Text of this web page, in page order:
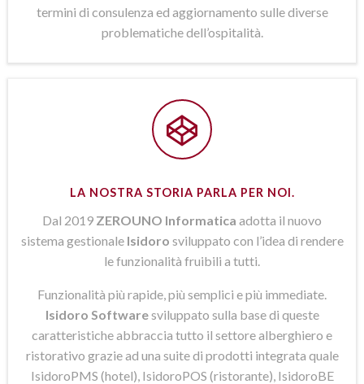
termini di consulenza ed aggiornamento sulle diverse
problematiche dell’ospitalità.
LA NOSTRA STORIA PARLA PER NOI.
Dal 2019 ZEROUNO Informatica adotta il nuovo
sistema gestionale Isidoro sviluppato con l’idea di rendere
le funzionalità fruibili a tutti.
Funzionalità più rapide, più semplici e più immediate.
Isidoro Softwaresviluppato sulla base di queste
caratteristiche abbraccia tutto il settore alberghiero e
ristorativo grazie ad una suite di prodotti integrata quale
IsidoroPMS (hotel), IsidoroPOS (ristorante), IsidoroBE